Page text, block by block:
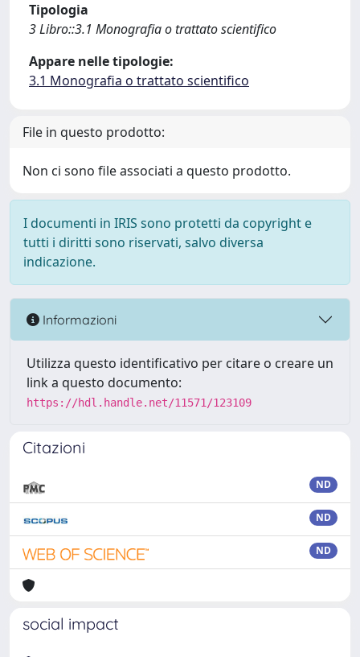
Tipologia
3 Libro::3.1 Monografia o trattato scientifico
Appare nelle tipologie:
3.1 Monografia o trattato scientifico
File in questo prodotto:
Non ci sono file associati a questo prodotto.
I documenti in IRIS sono protetti da copyright e
tutti i diritti sono riservati, salvo diversa
indicazione.
Informazioni
Utilizza questo identificativo per citare o creare un
link a questo documento:
https://hdl.handle.net/11571/123109
Citazioni
ND
ND
ND
social impact